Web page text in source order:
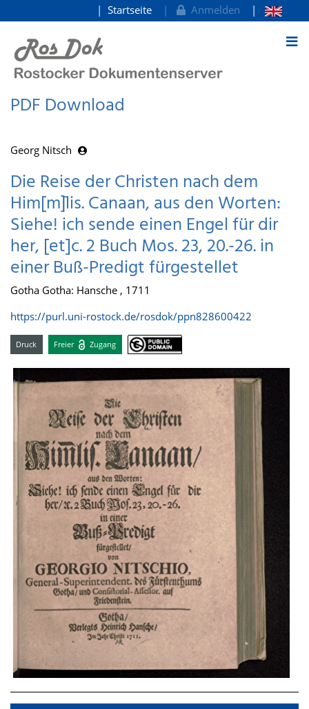
zum Inhalt
Startseite Anmelden
PDF Download
Georg Nitsch
Die Reise der Christen nach dem
Him[m]̄lis. Canaan, aus den Worten:
Siehe! ich sende einen Engel für dir
her, [et]c. 2 Buch Mos. 23, 20.-26. in
einer Buß-Predigt fürgestellet
Gotha Gotha: Hansche , 1711
https://purl.uni-rostock.de/rosdok/ppn828600422
Druck Freier Zugang